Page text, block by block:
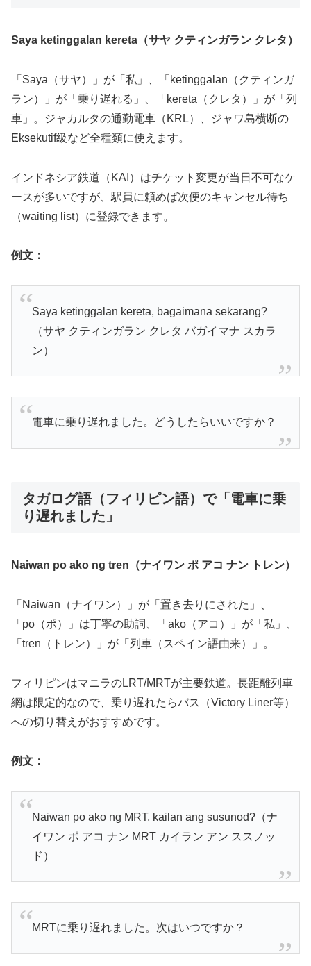
Saya ketinggalan kereta（サヤ クティンガラン クレタ）
「Saya（サヤ）」が「私」、「ketinggalan（クティンガ
ラン）」が「乗り遅れる」、「kereta（クレタ）」が「列
車」。ジャカルタの通勤電車（KRL）、ジャワ島横断の
Eksekutif級など全種類に使えます。
インドネシア鉄道（KAI）はチケット変更が当日不可なケ
ースが多いですが、駅員に頼めば次便のキャンセル待ち
（waiting list）に登録できます。
例文：
Saya ketinggalan kereta, bagaimana sekarang?
（サヤ クティンガラン クレタ バガイマナ スカラ
ン）
電車に乗り遅れました。どうしたらいいですか？
タガログ語（フィリピン語）で「電車に乗
り遅れました」
Naiwan po ako ng tren（ナイワン ポ アコ ナン トレン）
「Naiwan（ナイワン）」が「置き去りにされた」、
「po（ポ）」は丁寧の助詞、「ako（アコ）」が「私」、
「tren（トレン）」が「列車（スペイン語由来）」。
フィリピンはマニラのLRT/MRTが主要鉄道。長距離列車
網は限定的なので、乗り遅れたらバス（Victory Liner等）
への切り替えがおすすめです。
例文：
Naiwan po ako ng MRT, kailan ang susunod?（ナ
イワン ポ アコ ナン MRT カイラン アン ススノッ
ド）
MRTに乗り遅れました。次はいつですか？